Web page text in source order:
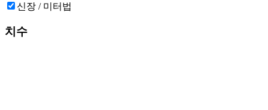
신장 / 미터법
치수